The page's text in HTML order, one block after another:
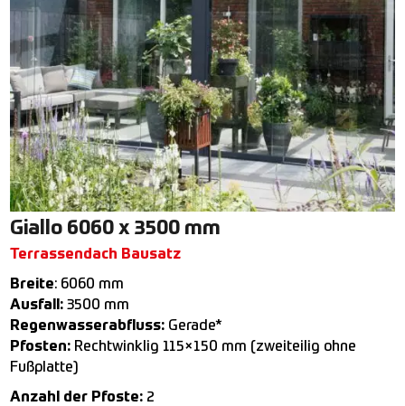
Giallo 6060 x 3500 mm
Terrassendach Bausatz
Breite: 6060 mm
Ausfall: 3500 mm
Regenwasserabfluss: Gerade*
Pfosten: Rechtwinklig 115×150 mm (zweiteilig ohne
Fußplatte)
Anzahl der Pfoste: 2